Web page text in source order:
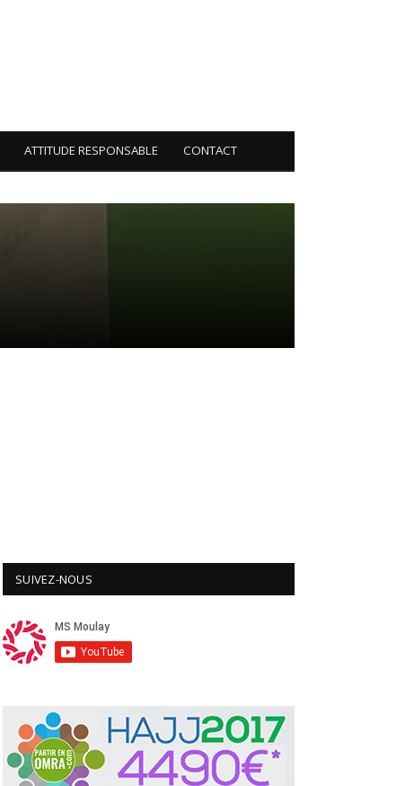
ATTITUDE RESPONSABLE CONTACT
SUIVEZ-NOUS